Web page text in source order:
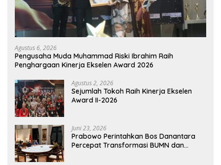
Agustus 6, 2026
Pengusaha Muda Muhammad Riski Ibrahim Raih
Penghargaan Kinerja Ekselen Award 2026
Agustus 2, 2026
Sejumlah Tokoh Raih Kinerja Ekselen
Award II-2026
Juni 23, 2026
Prabowo Perintahkan Bos Danantara
Percepat Transformasi BUMN dan